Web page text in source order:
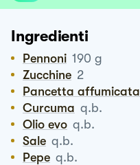
Ingredienti
Pennoni 190 g
Zucchine 2
Pancetta affumicata
Curcuma q.b.
Olio evo q.b.
Sale q.b.
Pepe q.b.